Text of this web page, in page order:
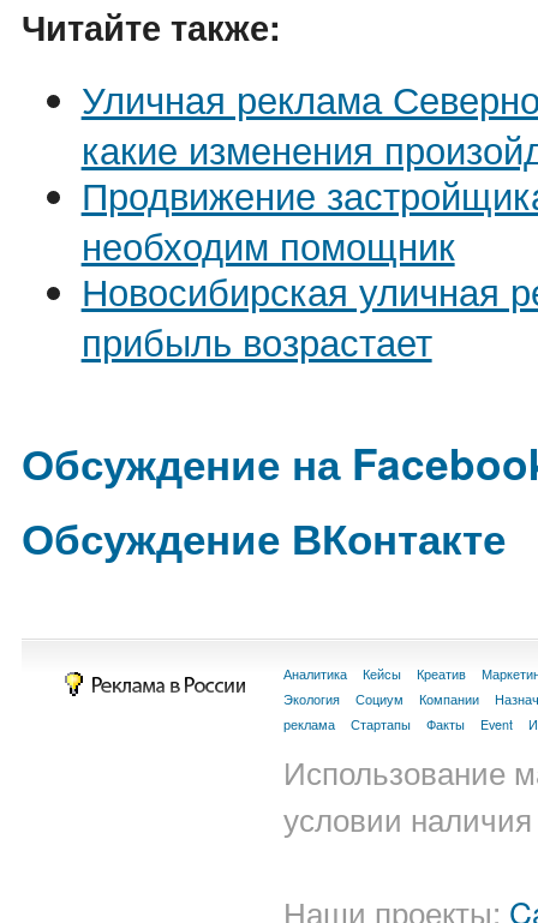
Читайте также:
Уличная реклама
какие изменения
Продвижение
необходим помощник
Новосибирская уличная
прибыль возрастает
Обсуждение на
Обсуждение ВКонтакте
Аналитика Кейсы Креатив
Экология
Социум Компании
реклама
Стартапы Факты Event
Использование
условии
Наши проекты: